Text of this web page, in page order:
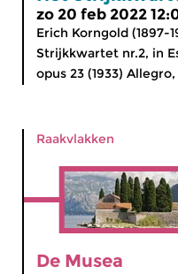
zo 20 feb 2022
Erich Korngold (1897-
Strijkkwartet nr.2, in
opus 23 (1933) Allegro,
Raakvlakken
De Musea